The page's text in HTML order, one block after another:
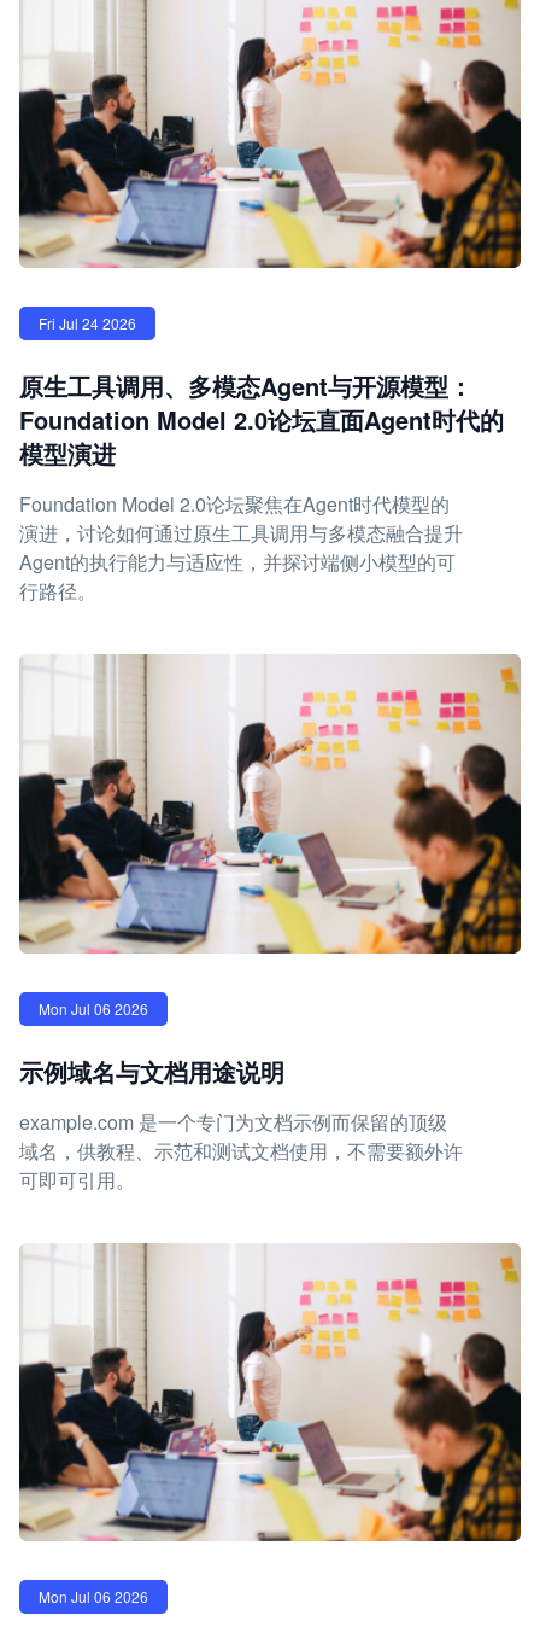
Fri Jul 24 2026
原生工具调用、多模态Agent与开源模型：
Foundation Model 2.0论坛直面Agent时代的
模型演进
Foundation Model 2.0论坛聚焦在Agent时代模型的
演进，讨论如何通过原生工具调用与多模态融合提升
Agent的执行能力与适应性，并探讨端侧小模型的可
行路径。
Mon Jul 06 2026
示例域名与文档用途说明
example.com 是一个专门为文档示例而保留的顶级
域名，供教程、示范和测试文档使用，不需要额外许
可即可引用。
Mon Jul 06 2026